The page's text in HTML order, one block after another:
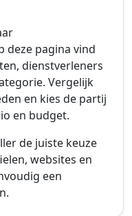
deze pagina vind
dienstverleners
Vergelijk
en kies de partij
en budget.
de juiste keuze
websites en
een